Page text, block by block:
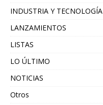
INDUSTRIA Y TECNOLOGÍA
LANZAMIENTOS
LISTAS
LO ÚLTIMO
NOTICIAS
Otros